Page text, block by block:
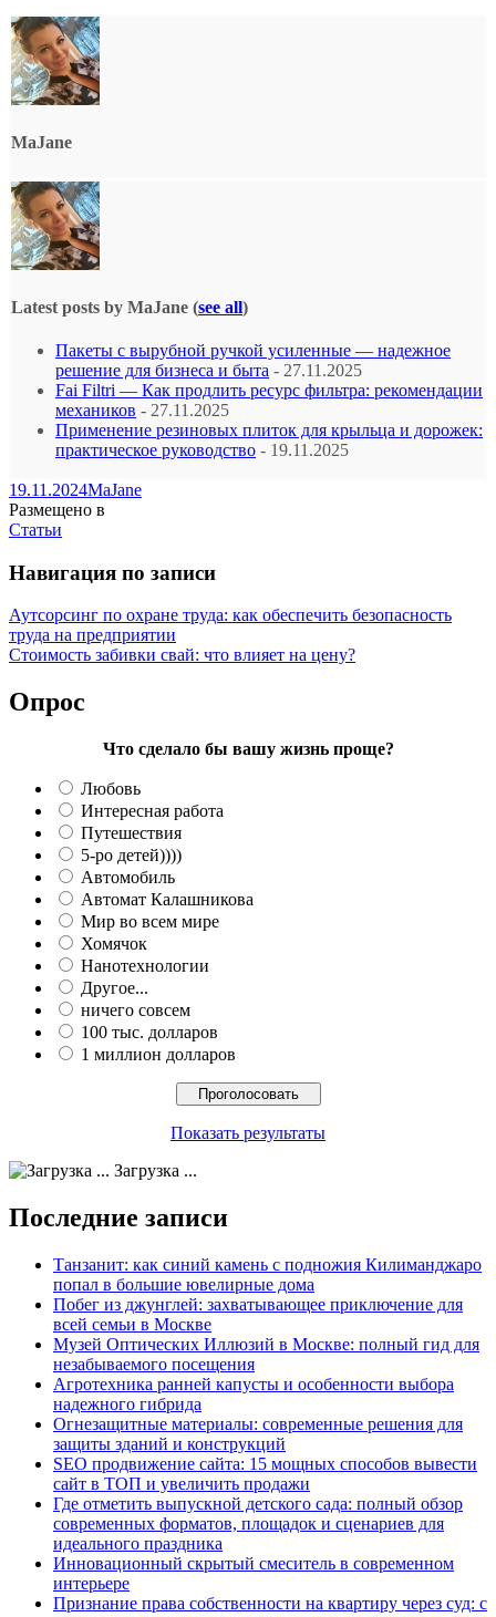
MaJane
Latest posts by MaJane (see all)
Пакеты с вырубной ручкой усиленные — надежное
решение для бизнеса и быта - 27.11.2025
Fai Filtri — Как продлить ресурс фильтра: рекомендации
механиков - 27.11.2025
Применение резиновых плиток для крыльца и дорожек:
практическое руководство - 19.11.2025
19.11.2024MaJane
Размещено в
Статьи
Навигация по записи
Аутсорсинг по охране труда: как обеспечить безопасность
труда на предприятии
Стоимость забивки свай: что влияет на цену?
Опрос
Что сделало бы вашу жизнь проще?
Любовь
Интересная работа
Путешествия
5-ро детей))))
Автомобиль
Автомат Калашникова
Мир во всем мире
Хомячок
Нанотехнологии
Другое...
ничего совсем
100 тыс. долларов
1 миллион долларов
Показать результаты
Загрузка ...
Последние записи
Танзанит: как синий камень с подножия Килиманджаро
попал в большие ювелирные дома
Побег из джунглей: захватывающее приключение для
всей семьи в Москве
Музей Оптических Иллюзий в Москве: полный гид для
незабываемого посещения
Агротехника ранней капусты и особенности выбора
надежного гибрида
Огнезащитные материалы: современные решения для
защиты зданий и конструкций
SEO продвижение сайта: 15 мощных способов вывести
сайт в ТОП и увеличить продажи
Где отметить выпускной детского сада: полный обзор
современных форматов, площадок и сценариев для
идеального праздника
Инновационный скрытый смеситель в современном
интерьере
Признание права собственности на квартиру через суд: с